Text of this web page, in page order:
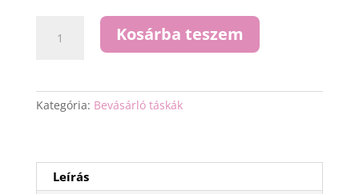
Kahlo
mennyiség
Kosárba teszem
Kategória: Bevásárló táskák
Leírás